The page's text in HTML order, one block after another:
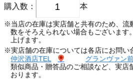
購入数： 本
※当店の在庫は実店舗と共有のため、流
数をそろえられない場合もございます
上げます。
※実店舗の在庫については各店にお問い
仲沢酒店TEL
グランヴァン
類似商品・贈答品のご相談など、実店
おります。